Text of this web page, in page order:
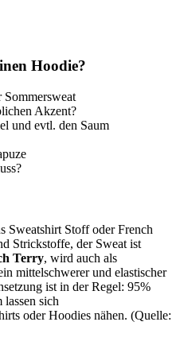
Hoodie?
Akzent?
und evtl. den Saum
Sweatshirt Stoff oder French
Strickstoffe, der Sweat ist
Terry, wird auch als
mittelschwerer und elastischer
ist in der Regel: 95%
sich
oder Hoodies nähen. (Quelle: